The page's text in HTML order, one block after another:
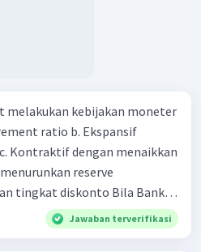
melakukan kebijakan moneter
ratio b. Ekspansif
Kontraktif dengan menaikkan
reserve
diskonto Bila Bank
ceteris paribus maka .... a.
uang beredar (penawaran
Jawaban terverifikasi